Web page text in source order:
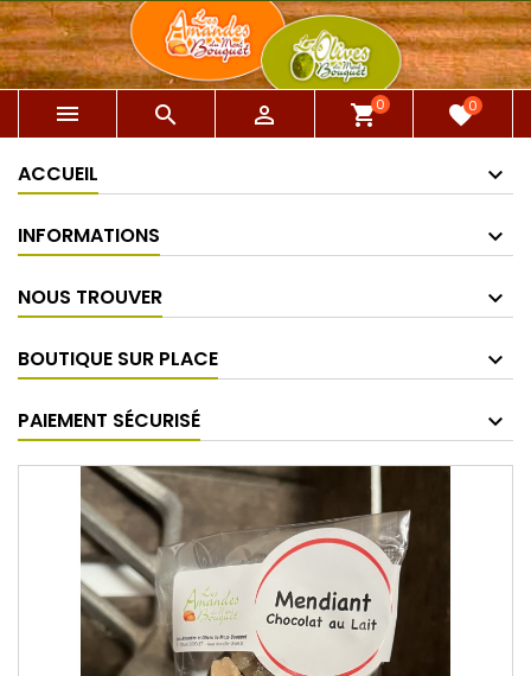
   shopping_cart0 favorite
0
ACCUEIL
INFORMATIONS
NOUS TROUVER
BOUTIQUE SUR PLACE
PAIEMENT SÉCURISÉ